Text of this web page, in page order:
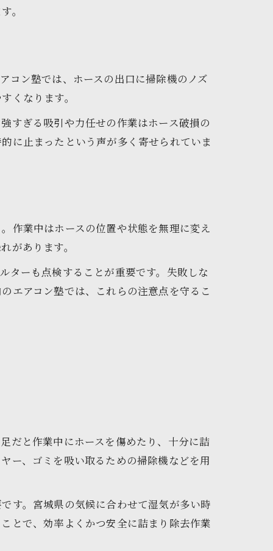
。
コン塾では、ホースの出口に掃除機のノズ
くなります。
すぎる吸引や力任せの作業はホース破損の
に止まったという声が多く寄せられていま
作業中はホースの位置や状態を無理に変え
があります。
ターも点検することが重要です。失敗しな
エアコン塾では、これらの注意点を守るこ
だと作業中にホースを傷めたり、十分に詰
ー、ゴミを吸い取るための掃除機などを用
す。宮城県の気候に合わせて湿気が多い時
とで、効率よくかつ安全に詰まり除去作業